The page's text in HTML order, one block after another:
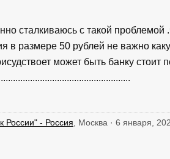
сталкиваюсь с такой проблемой
в размере 50 рублей не важно
может быть банку стоит
России" - Россия , Москва · 6 января,